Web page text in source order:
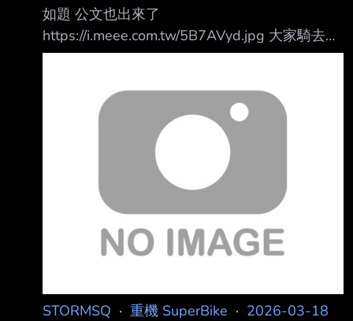
如題 公文也出來了
https://i.meee.com.tw/5B7AVyd.jpg 大家騎去桃
園會方便些，這試辦可比隔壁的台北新北大器多
STORMSQ · 重機 SuperBike · 2026-03-18